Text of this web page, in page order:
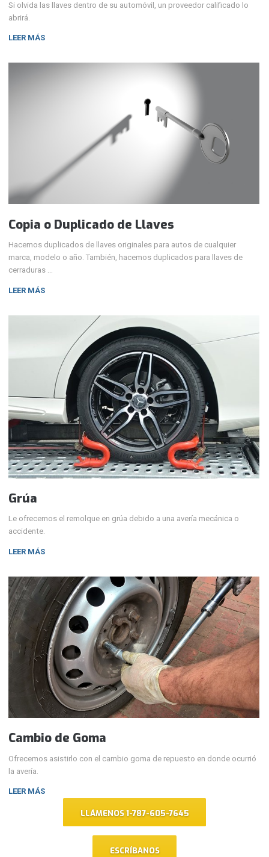
Si olvida las llaves dentro de su automóvil, un proveedor calificado lo
abrirá.
LEER MÁS
Copia o Duplicado de Llaves
Hacemos duplicados de llaves originales para autos de cualquier
marca, modelo o año. También, hacemos duplicados para llaves de
cerraduras …
LEER MÁS
Grúa
Le ofrecemos el remolque en grúa debido a una avería mecánica o
accidente.
LEER MÁS
Cambio de Goma
Ofrecemos asistirlo con el cambio goma de repuesto en donde ocurrió
la avería.
LEER MÁS
LLÁMENOS 1-787-605-7645
ESCRÍBANOS